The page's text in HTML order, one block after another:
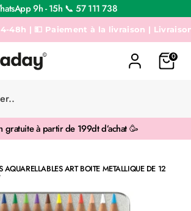
9h - 15h 📞 57 111 738
| 💵 Paiement à la livraison | Livraison
0
gratuite à partir de 199dt d’achat 🥳
AQUARELLABLES ART BOITE METALLIQUE DE 12